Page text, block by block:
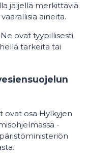
jäljellä merkittäviä
aineita.
ovat tyypillisesti
tärkeitä tai
ovat osa Hylkyjen
-